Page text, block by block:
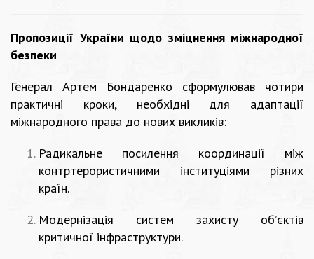
Пропозиції України щодо зміцнення міжнародної
безпеки
Генерал Артем Бондаренко сформулював чотири
практичні кроки, необхідні для адаптації
міжнародного права до нових викликів:
Радикальне посилення координації між
контртерористичними інституціями різних
країн.
Модернізація систем захисту об’єктів
критичної інфраструктури.